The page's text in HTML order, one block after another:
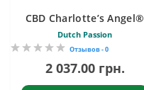
CBD Charlotte’s Angel®
Dutch Passion
Отзывов - 0
2 037.00 грн.